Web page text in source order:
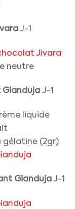
J-1
Jivara
neutre
Gianduja J-1
liquide
gélatine (2gr)
GiandujaJ-1